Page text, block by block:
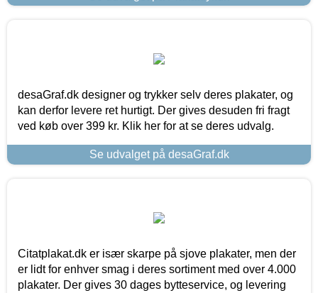
desaGraf.dk designer og trykker selv deres plakater, og
kan derfor levere ret hurtigt. Der gives desuden fri fragt
ved køb over 399 kr. Klik her for at se deres udvalg.
Se udvalget på desaGraf.dk
Citatplakat.dk er især skarpe på sjove plakater, men der
er lidt for enhver smag i deres sortiment med over 4.000
plakater. Der gives 30 dages bytteservice, og levering